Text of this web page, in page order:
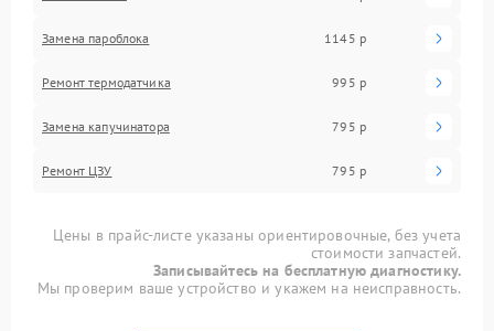
Замена пароблока 1145 р
Ремонт термодатчика 995 р
Замена капучинатора 795 р
Ремонт ЦЗУ 795 р
Цены в прайс-листе указаны ориентировочные, без учета
стоимости запчастей.
Записывайтесь на бесплатную диагностику.
Мы проверим ваше устройство и укажем на неисправность.